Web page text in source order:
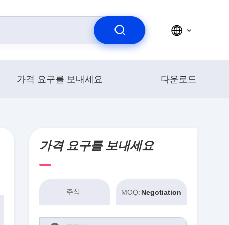
가격 요구를 보내세요 다운로드
가격 요구를 보내세요
주식: MOQ: Negotiation